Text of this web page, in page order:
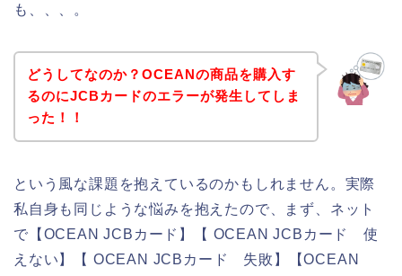
も、、、。
どうしてなのか？OCEANの商品を購入す
るのにJCBカードのエラーが発生してしま
った！！
という風な課題を抱えているのかもしれません。実際
私自身も同じような悩みを抱えたので、まず、ネット
で【OCEAN JCBカード】【 OCEAN JCBカード 使
えない】【 OCEAN JCBカード 失敗】【OCEAN